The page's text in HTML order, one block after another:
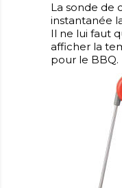
La sonde de
instantanée
Il ne lui faut
afficher la
pour le BBQ.